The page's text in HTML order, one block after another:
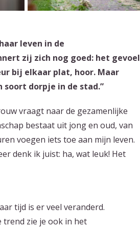
leven in de
zij zich nog goed: het gevoel
bij elkaar plat, hoor. Maar
dorpje in de stad.”
vraagt naar de gezamenlijke
bestaat uit jong en oud, van
voegen iets toe aan mijn leven.
denk ik juist: ha, wat leuk! Het
tijd is er veel veranderd.
trend zie je ook in het